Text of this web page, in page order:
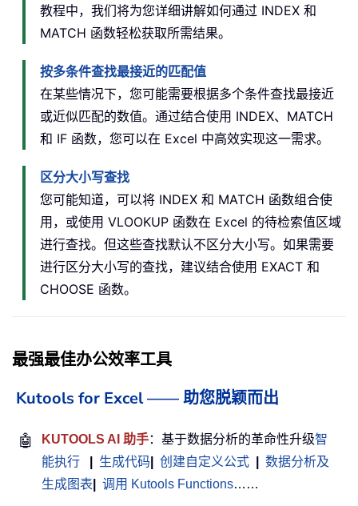
教程中，我们将为您详细讲解如何通过 INDEX 和
MATCH 函数轻松获取所需结果。
按多条件查找最接近的匹配值
在某些情况下，您可能需要根据多个条件查找最接近
或近似匹配的数值。通过结合使用 INDEX、MATCH
和 IF 函数，您可以在 Excel 中高效实现这一需求。
区分大小写查找
您可能知道，可以将 INDEX 和 MATCH 函数组合使
用，或使用 VLOOKUP 函数在 Excel 的待检索值区域
进行查找。但这些查找默认不区分大小写。如果需要
进行区分大小写的查找，建议结合使用 EXACT 和
CHOOSE 函数。
最强最佳办公效率工具
Kutools for Excel —— 助您脱颖而出
🤖 KUTOOLS AI 助手：基于数据分析的革命性升级智
能执行
生成代码 创建自定义公式
数据分析及
生成图表
调用 Kutools Functions……